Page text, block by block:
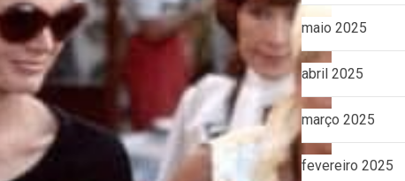
maio 2025
abril 2025
março 2025
fevereiro 2025